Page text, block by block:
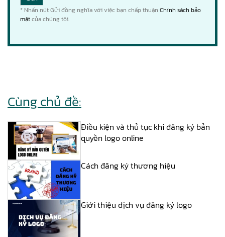
* Nhấn nút Gửi đồng nghĩa với việc bạn chấp thuận Chính sách bảo
mậtcủa chúng tôi.
Cùng chủ đề:
Điều kiện và thủ tục khi đăng ký bản
quyền logo online
Cách đăng ký thương hiệu
Giới thiệu dịch vụ đăng ký logo